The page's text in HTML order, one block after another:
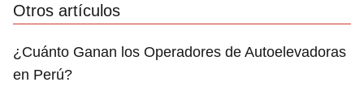
Otros artículos
¿Cuánto Ganan los Operadores de Autoelevadoras
en Perú?